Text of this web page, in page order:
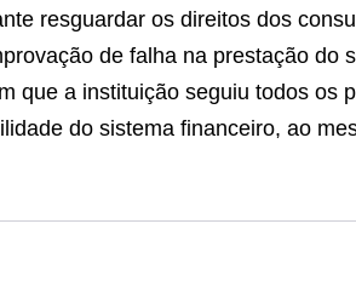
resguardar os direitos dos
de falha na prestação do
que a instituição seguiu todos os
do sistema financeiro, ao